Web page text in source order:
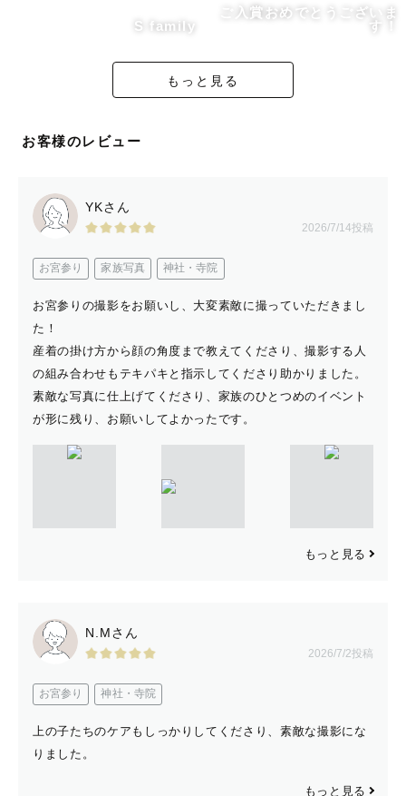
人に喜ばれる事がしたいと思ってカメラを始めました。
ラブグラフに出会った時に
「喜ばれ事の更に向こう側」がある事を知り
私ももっとそこを極めたいと思いました。
る事が
ラマンでいたいです。
是非、ハレの日も何気ない日も
かけがえのない一瞬を撮影させてください！
「貴方の映画」をイメージしながら
その人達だけが作る一瞬を大事にしています
丁寧にヒアリングさせていただきたいので
「ポージング苦手」「笑うの苦手」
「忙しくて打ち合わせの時間取れないかも・・・」
4年間で1万人お会いしていた事もあり
S family
ご入賞おめでとうございま
す！
もっと見る
お客様のレビュー
YKさん
2026/7/14投稿
お宮参り 家族写真 神社・寺院
お宮参りの撮影をお願いし、大変素敵に撮っていただきまし
た！
産着の掛け方から顔の角度まで教えてくださり、撮影する人
の組み合わせもテキパキと指示してくださり助かりました。
素敵な写真に仕上げてくださり、家族のひとつめのイベント
が形に残り、お願いしてよかったです。
もっと見る
N.Mさん
2026/7/2投稿
お宮参り 神社・寺院
上の子たちのケアもしっかりしてくださり、素敵な撮影にな
りました。
もっと見る